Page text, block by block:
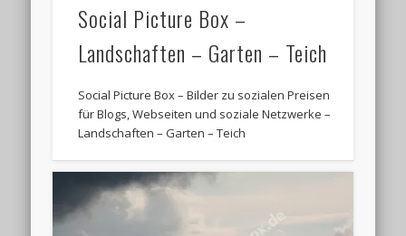
Social Picture Box –
Landschaften – Garten – Teich
Social Picture Box – Bilder zu sozialen Preisen
für Blogs, Webseiten und soziale Netzwerke –
Landschaften – Garten – Teich